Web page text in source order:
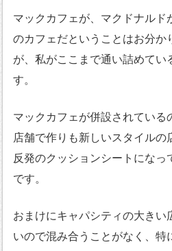
マックカフェが、マクドナルド
のカフェだということはお分か
が、私がここまで通い詰めてい
す。
マックカフェが併設されている
店舗で作りも新しいスタイルの
反発のクッションシートになっ
です。
おまけにキャパシティの大きい
いので混み合うことがなく、特